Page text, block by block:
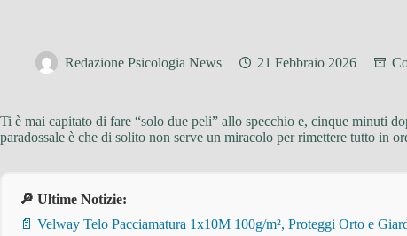
Redazione Psicologia News 21 Febbraio 2026
Ti è mai capitato di fare “solo due peli” allo specchio e, cinque minuti
paradossale è che di solito non serve un miracolo per rimettere tutto in
🔎 Ultime Notizie:
📄 Velway Telo Pacciamatura 1x10M 100g/m², Proteggi Orto e